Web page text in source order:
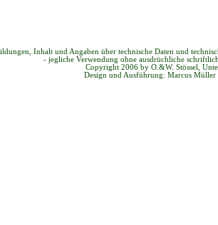
Inhalt und Angaben über technische Daten und
- jegliche Verwendung ohne ausdrüchliche
Copyright 2006 by O.&W. Stössel,
Design und Ausführung: Marcus